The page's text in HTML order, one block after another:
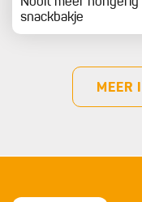
Nooit meer
snackbakje
MEER